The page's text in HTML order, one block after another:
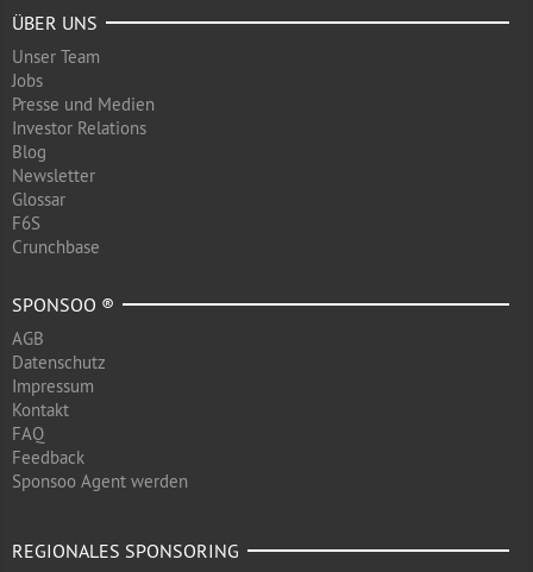
ÜBER UNS
Unser Team
Jobs
Presse und Medien
Investor Relations
Blog
Newsletter
Glossar
F6S
Crunchbase
SPONSOO ®
AGB
Datenschutz
Impressum
Kontakt
FAQ
Feedback
Sponsoo Agent werden
REGIONALES SPONSORING